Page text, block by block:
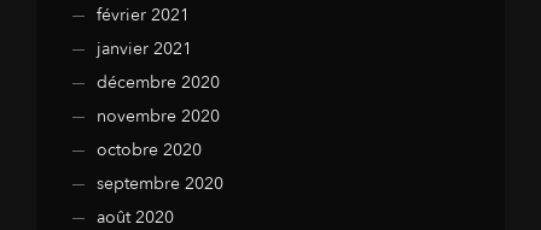
février 2021
janvier 2021
décembre 2020
novembre 2020
octobre 2020
septembre 2020
août 2020